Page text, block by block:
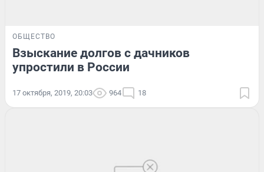
ОБЩЕСТВО
Взыскание долгов с дачников
упростили в России
17 октября, 2019, 20:03 964 18